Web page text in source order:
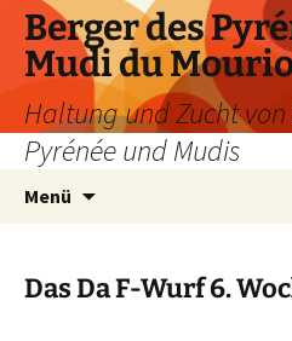
Zum
Inhalt
springen
Berger des
Mudi du
Haltung und Zucht
Pyrénée und Mudis
Menü
Das Da F-Wurf 6.